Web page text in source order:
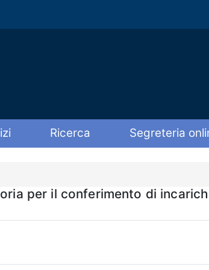
Ricerca Segreteria
per il conferimento di